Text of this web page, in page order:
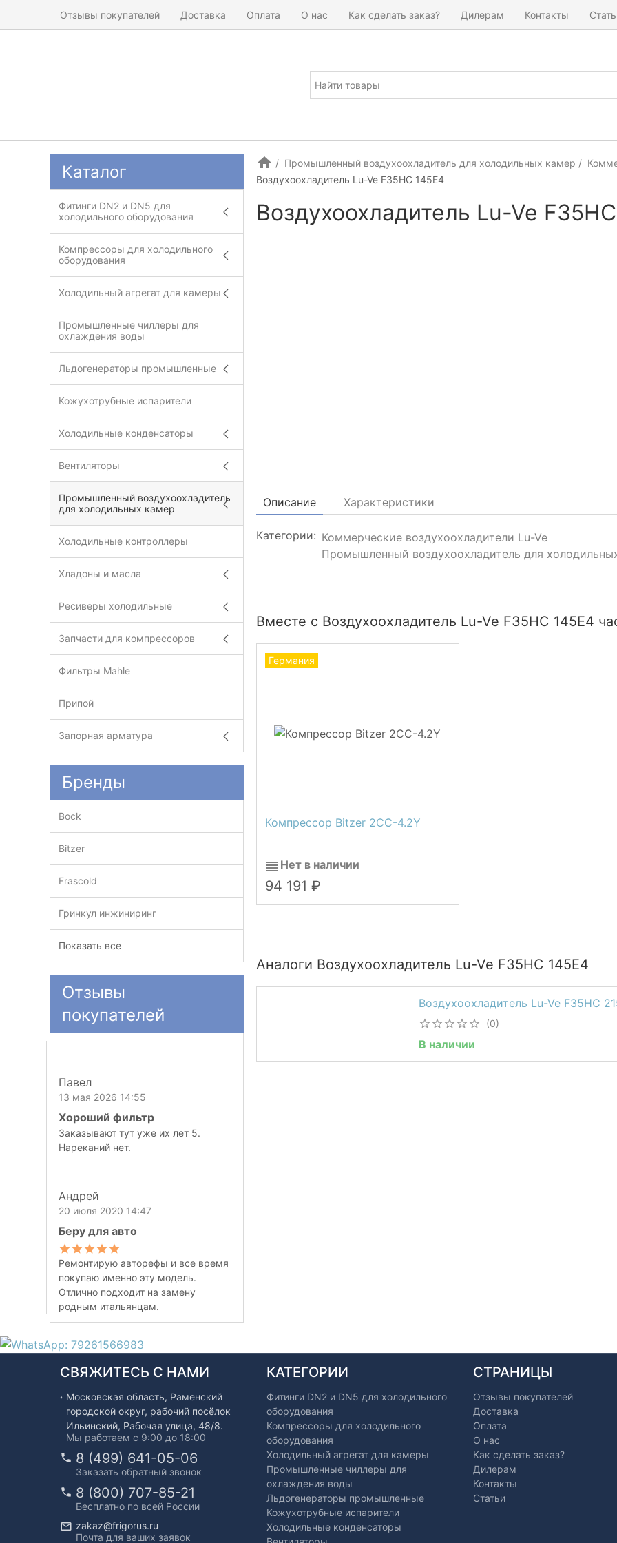
Отзывы покупателей Доставка Оплата О нас Как сделать заказ? Дилерам Контакты
Промышленный воздухоохладитель для холодильных камер
Воздухоохладитель Lu-Ve F35HC 145E4
Воздухоохладитель Lu-Ve
Описание Характеристики
Категории: Коммерческие воздухоохладители Lu-Ve
Промышленный воздухоохладитель для
Вместе с Воздухоохладитель Lu-Ve F35HC 145E4
Компрессор Bitzer 2CC-4.2Y
Нет в наличии
94 191
Германия
Аналоги Воздухоохладитель Lu-Ve F35HC 145E4
Воздухоохладитель Lu-Ve F35HC
(0)
В наличии
Каталог
Фитинги DN2 и DN5 для
холодильного оборудования
Компрессоры для холодильного
оборудования
Холодильный агрегат для камеры
Промышленные чиллеры для
охлаждения воды
Льдогенераторы промышленные
Кожухотрубные испарители
Холодильные конденсаторы
Вентиляторы
Промышленный воздухоохладитель
для холодильных камер
Холодильные контроллеры
Хладоны и масла
Ресиверы холодильные
Запчасти для компрессоров
Фильтры Mahle
Припой
Запорная арматура
Бренды
Bock
Bitzer
Frascold
Гринкул инжиниринг
Показать все
Отзывы
покупателей
Павел
13 мая 2026 14:55
Хороший фильтр
Заказывают тут уже их лет 5.
Нареканий нет.
Андрей
20 июля 2020 14:47
Беру для авто
Ремонтирую авторефы и все время
покупаю именно эту модель.
Отлично подходит на замену
родным итальянцам.
СВЯЖИТЕСЬ С НАМИ
Московская область, Раменский
городской округ, рабочий посёлок
Ильинский, Рабочая улица, 48/8.
Мы работаем с 9:00 до 18:00
8 (499) 641-05-06
Заказать обратный звонок
8 (800) 707-85-21
Бесплатно по всей России
zakaz@frigorus.ru
Почта для ваших заявок
КАТЕГОРИИ
Фитинги DN2 и DN5 для холодильного
оборудования
Компрессоры для холодильного
оборудования
Холодильный агрегат для камеры
Промышленные чиллеры для
охлаждения воды
Льдогенераторы промышленные
Кожухотрубные испарители
Холодильные конденсаторы
СТРАНИЦЫ
Отзывы покупателей
Доставка
Оплата
О нас
Как сделать заказ?
Дилерам
Контакты
Статьи